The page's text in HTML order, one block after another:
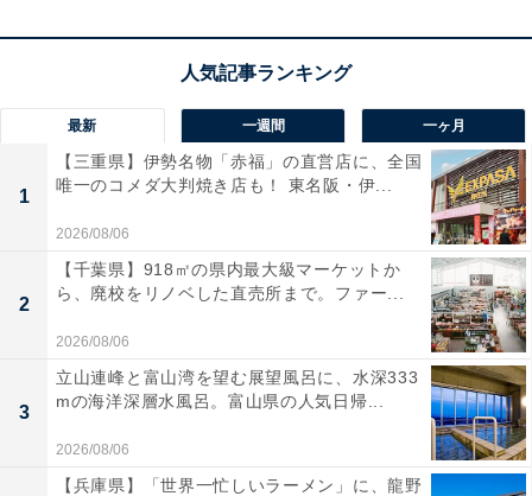
楽天トラベルでホテルを見る
最新 一週間 一ヶ月
1
【三重県】伊勢名物「赤福」の直営店に、全国
唯一のコメダ大判焼き店も！ 東名阪・伊...
2026/08/06
2
【千葉県】918㎡の県内最大級マーケットか
ら、廃校をリノベした直売所まで。ファー...
2026/08/06
3
立山連峰と富山湾を望む展望風呂に、水深333
mの海洋深層水風呂。富山県の人気日帰...
2026/08/06
【兵庫県】「世界一忙しいラーメン」に、龍野